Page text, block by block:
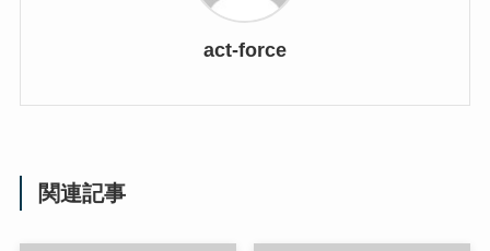
act-force
関連記事